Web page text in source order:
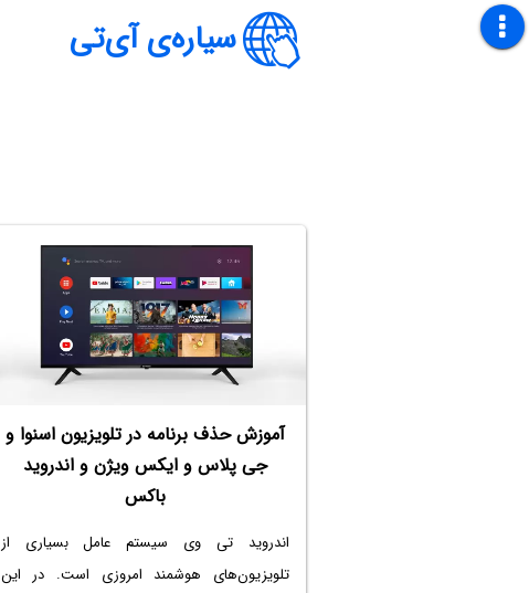
سیاره‌ی آی‌تی
آموزش حذف برنامه در تلویزیون اسنوا و
جی پلاس و ایکس ویژن و اندروید
باکس
اندروید تی وی سیستم عامل بسیاری از
تلویزیون‌های هوشمند امروزی است. در این